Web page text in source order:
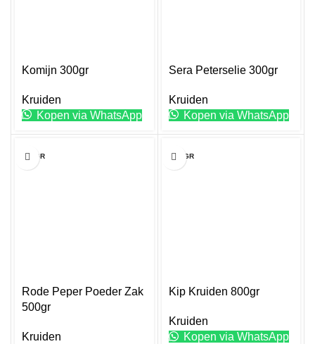
Komijn 300gr
Kruiden
Kopen via WhatsApp
Sera Peterselie 300gr
Kruiden
Kopen via WhatsApp
500GR
Rode Peper Poeder Zak
500gr
Kruiden
800 GR
Kip Kruiden 800gr
Kruiden
Kopen via WhatsApp